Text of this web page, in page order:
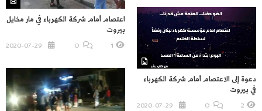
اعتصام أمام شركة الكهرباء في مار مخايل
بيروت
1
دعوة إلى الاعتصام أمام شركة الكهرباء
في بيروت
2